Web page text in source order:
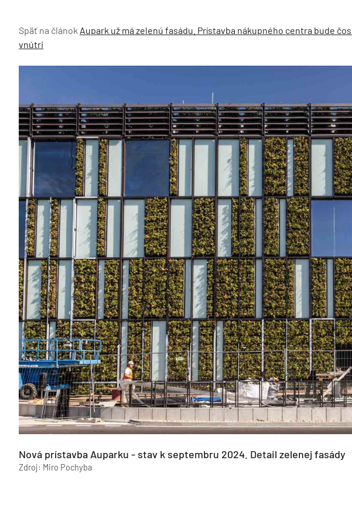
Späť na článok Aupark už má zelenú fasádu. Prístavba nákupného centra bude
vnútri
Nová prístavba Auparku - stav k septembru 2024. Detail zelenej fasády
Zdroj: Miro Pochyba